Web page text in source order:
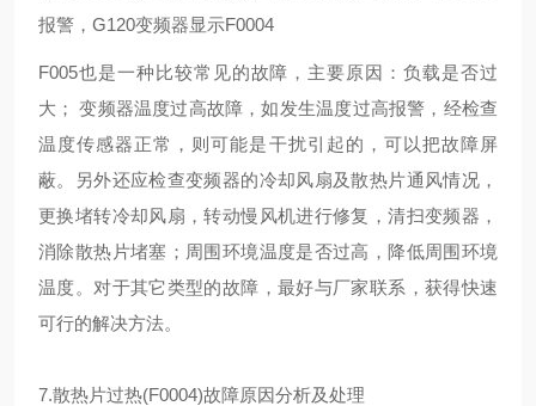
报警，G120变频器显示F0004
F005也是一种比较常见的故障，主要原因：负载是否过
大； 变频器温度过高故障，如发生温度过高报警，经检查
温度传感器正常，则可能是干扰引起的，可以把故障屏
蔽。另外还应检查变频器的冷却风扇及散热片通风情况，
更换堵转冷却风扇，转动慢风机进行修复，清扫变频器，
消除散热片堵塞；周围环境温度是否过高，降低周围环境
温度。对于其它类型的故障，最好与厂家联系，获得快速
可行的解决方法。
7.散热片过热(F0004)故障原因分析及处理